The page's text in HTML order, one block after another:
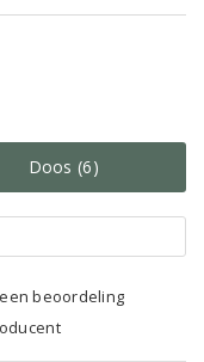
Doos (6)
beoordeling